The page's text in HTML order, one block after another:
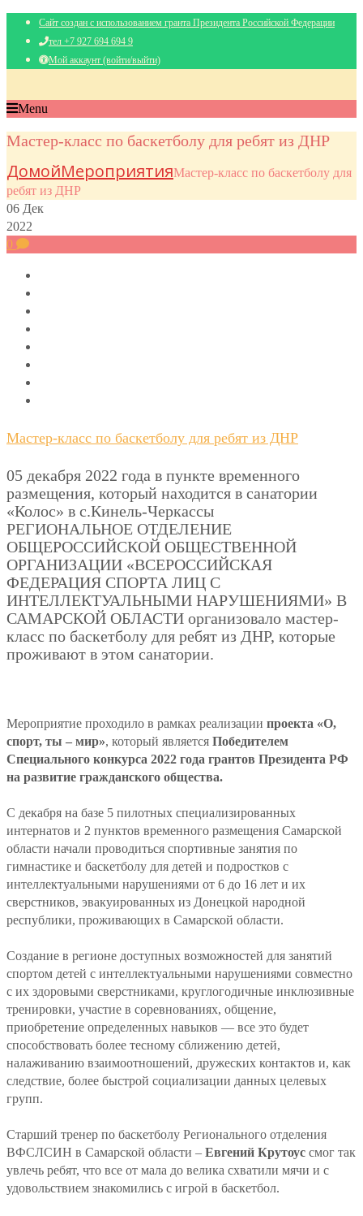
Сайт создан с использованием гранта Президента Российской Федерации
тел +7 927 694 694 9
Мой аккаунт (войти/выйти)
Menu
Мастер-класс по баскетболу для ребят из ДНР
ДомойМероприятияМастер-класс по баскетболу для
ребят из ДНР
06 Дек
2022
0
Мастер-класс по баскетболу для ребят из ДНР
05 декабря 2022 года в пункте временного
размещения, который находится в санатории
«Колос» в с.Кинель-Черкассы
РЕГИОНАЛЬНОЕ ОТДЕЛЕНИЕ
ОБЩЕРОССИЙСКОЙ ОБЩЕСТВЕННОЙ
ОРГАНИЗАЦИИ «ВСЕРОССИЙСКАЯ
ФЕДЕРАЦИЯ СПОРТА ЛИЦ С
ИНТЕЛЛЕКТУАЛЬНЫМИ НАРУШЕНИЯМИ» В
САМАРСКОЙ ОБЛАСТИ организовало мастер-
класс по баскетболу для ребят из ДНР, которые
проживают в этом санатории.
Мероприятие проходило в рамках реализации проекта «О,
спорт, ты – мир», который является Победителем
Специального конкурса 2022 года грантов Президента РФ
на развитие гражданского общества.
С декабря на базе 5 пилотных специализированных
интернатов и 2 пунктов временного размещения Самарской
области начали проводиться спортивные занятия по
гимнастике и баскетболу для детей и подростков с
интеллектуальными нарушениями от 6 до 16 лет и их
сверстников, эвакуированных из Донецкой народной
республики, проживающих в Самарской области.
Создание в регионе доступных возможностей для занятий
спортом детей с интеллектуальными нарушениями совместно
с их здоровыми сверстниками, круглогодичные инклюзивные
тренировки, участие в соревнованиях, общение,
приобретение определенных навыков — все это будет
способствовать более тесному сближению детей,
налаживанию взаимоотношений, дружеских контактов и, как
следствие, более быстрой социализации данных целевых
групп.
Старший тренер по баскетболу Регионального отделения
ВФСЛСИН в Самарской области – Евгений Крутоус смог так
увлечь ребят, что все от мала до велика схватили мячи и с
удовольствием знакомились с игрой в баскетбол.